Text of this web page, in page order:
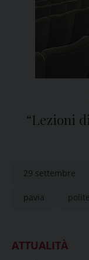
“Lezioni
29 settembre
pavia
ATTUALITÀ